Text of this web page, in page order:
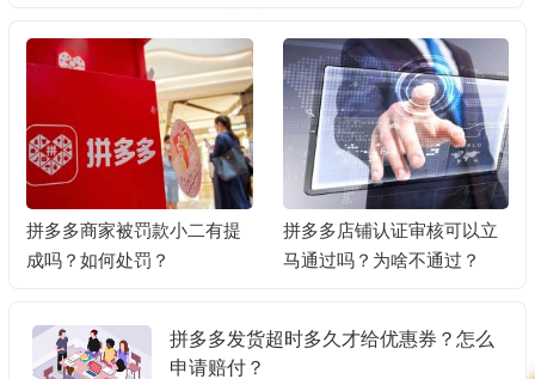
拼多多商家被罚款小二有提
成吗？如何处罚？
拼多多店铺认证审核可以立
马通过吗？为啥不通过？
拼多多发货超时多久才给优惠券？怎么
申请赔付？